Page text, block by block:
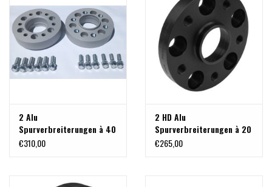
2 Alu
Spurverbreiterungen à 40
mm 6x130 M14x1,5 für
€310,00
2 HD Alu
Spurverbreiterungen à 20
mm 6x130 M14x1,5 für
€265,00